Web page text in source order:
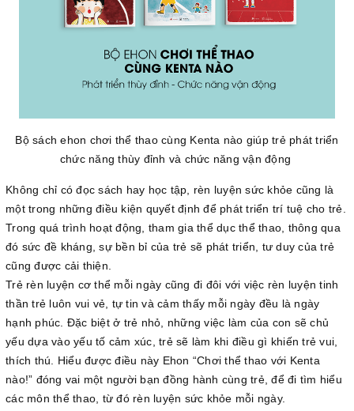
Bộ sách ehon chơi thể thao cùng Kenta nào giúp trẻ phát triển
chức năng thùy đỉnh và chức năng vận động
Không chỉ có đọc sách hay học tập, rèn luyện sức khỏe cũng là
một trong những điều kiện quyết định để phát triển trí tuệ cho trẻ.
Trong quá trình hoạt động, tham gia thể dục thể thao, thông qua
đó sức đề kháng, sự bền bỉ của trẻ sẽ phát triển, tư duy của trẻ
cũng được cải thiện.
Trẻ rèn luyện cơ thể mỗi ngày cũng đi đôi với việc rèn luyện tinh
thần trẻ luôn vui vẻ, tự tin và cảm thấy mỗi ngày đều là ngày
hạnh phúc. Đặc biệt ở trẻ nhỏ, những việc làm của con sẽ chủ
yếu dựa vào yếu tố cảm xúc, trẻ sẽ làm khi điều gì khiến trẻ vui,
thích thú. Hiểu được điều này Ehon “Chơi thể thao với Kenta
nào!” đóng vai một người bạn đồng hành cùng trẻ, để đi tìm hiểu
các môn thể thao, từ đó rèn luyện sức khỏe mỗi ngày.